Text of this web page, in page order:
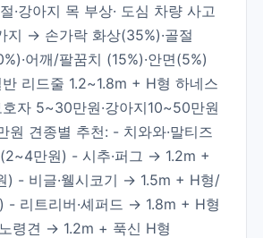
·강아지 목 부상· 도심 차량 사고
지 → 손가락 화상(35%)·골절
어깨/팔꿈치 (15%)·안면(5%)
리드줄 1.2~1.8m + H형 하네스
자 5~30만원·강아지10~50만원
원 견종별 추천: - 치와와·말티즈
만원) - 시추·퍼그 → 1.2m +
) - 비글·웰시코기 → 1.5m + H형/
- 리트리버·셰퍼드 → 1.8m + H형
령견 → 1.2m + 푹신 H형